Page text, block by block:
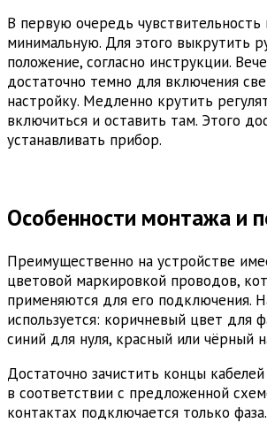
В первую очередь чувствительность
минимальную. Для этого выкрутить
положение, согласно инструкции.
достаточно темно для включения
настройку. Медленно крутить
включиться и оставить там. Этого
устанавливать прибор.
Особенности монтажа и
Преимущественно на устройстве
цветовой маркировкой проводов,
применяются для его подключения.
используется: коричневый цвет для
синий для нуля, красный или чёрный
Достаточно зачистить концы
в соответствии с предложенной
контактах подключается только фаза.